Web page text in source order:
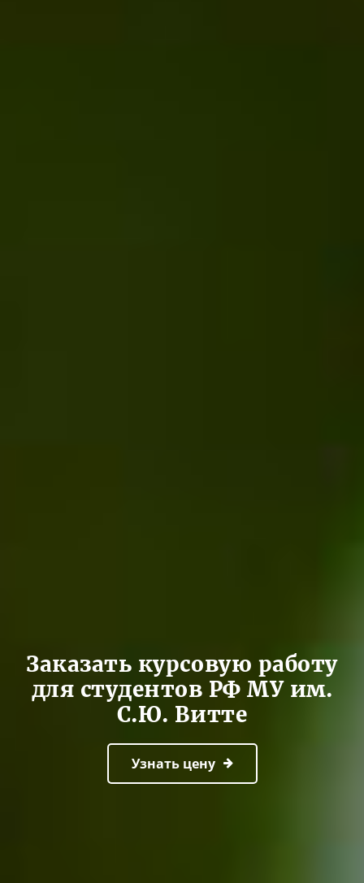
Заказать курсовую работу
для студентов РФ МУ им.
С.Ю. Витте
Узнать цену